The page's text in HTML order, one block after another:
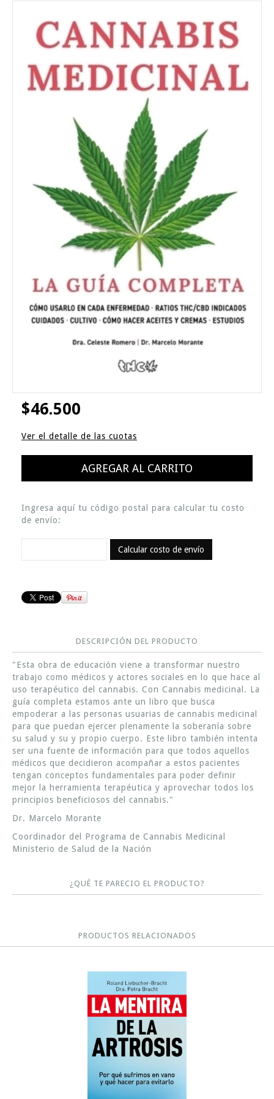
$46.500
Ver el detalle de las cuotas
Ingresa aquí tu código postal para calcular tu costo
de envío:
Calcular costo de envío
DESCRIPCIÓN DEL PRODUCTO
"Esta obra de educación viene a transformar nuestro
trabajo como médicos y actores sociales en lo que hace al
uso terapéutico del cannabis. Con Cannabis medicinal. La
guía completa estamos ante un libro que busca
empoderar a las personas usuarias de cannabis medicinal
para que puedan ejercer plenamente la soberanía sobre
su salud y su y propio cuerpo. Este libro también intenta
ser una fuente de información para que todos aquellos
médicos que decidieron acompañar a estos pacientes
tengan conceptos fundamentales para poder definir
mejor la herramienta terapéutica y aprovechar todos los
principios beneficiosos del cannabis."
Dr. Marcelo Morante
Coordinador del Programa de Cannabis Medicinal
Ministerio de Salud de la Nación
¿QUÉ TE PARECIO EL PRODUCTO?
PRODUCTOS RELACIONADOS